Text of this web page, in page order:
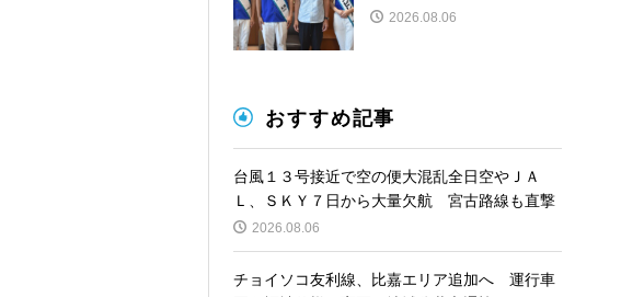
2026.08.06
おすすめ記事
台風１３号接近で空の便大混乱全日空やＪＡ
Ｌ、ＳＫＹ７日から大量欠航 宮古路線も直撃
2026.08.06
チョイソコ友利線、比嘉エリア追加へ 運行車